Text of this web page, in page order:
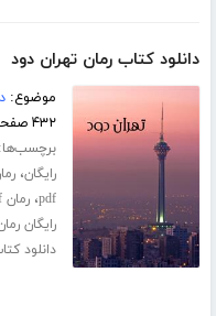
دانلود کتاب رمان تهران دود
موضوع:
۴۳۲ صفحه
رایگان،
pdf،رمان pdf
رایگان
دانلود